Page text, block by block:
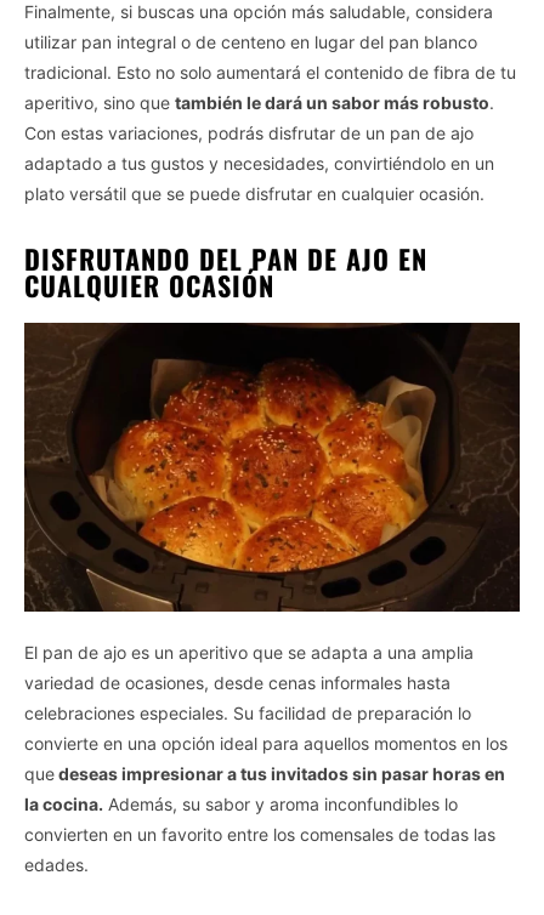
Finalmente, si buscas una opción más saludable, considera
utilizar pan integral o de centeno en lugar del pan blanco
tradicional. Esto no solo aumentará el contenido de fibra de tu
aperitivo, sino que también le dará un sabor más robusto.
Con estas variaciones, podrás disfrutar de un pan de ajo
adaptado a tus gustos y necesidades, convirtiéndolo en un
plato versátil que se puede disfrutar en cualquier ocasión.
DISFRUTANDO DEL PAN DE AJO EN
CUALQUIER OCASIÓN
El pan de ajo es un aperitivo que se adapta a una amplia
variedad de ocasiones, desde cenas informales hasta
celebraciones especiales. Su facilidad de preparación lo
convierte en una opción ideal para aquellos momentos en los
quedeseas impresionar a tus invitados sin pasar horas en
la cocina. Además, su sabor y aroma inconfundibles lo
convierten en un favorito entre los comensales de todas las
edades.